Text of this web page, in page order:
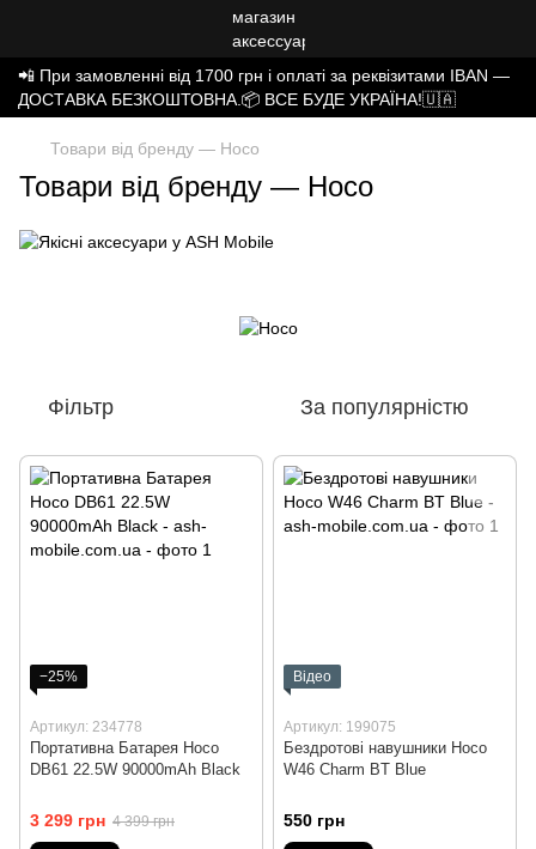
📲 При замовленні від 1700 грн і оплаті за реквізитами IBAN —
ДОСТАВКА БЕЗКОШТОВНА.📦 ВСЕ БУДЕ УКРАЇНА!🇺🇦
Товари від бренду — Hoco
Товари від бренду — Hoco
Фільтр За популярністю
−25%
Артикул: 234778
Портативна Батарея Hoco
DB61 22.5W 90000mAh Black
3 299 грн 4 399 грн
Відео
Артикул: 199075
Бездротові навушники Hoco
W46 Charm BT Blue
550 грн